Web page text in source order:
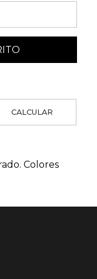
CALCULAR
Colores